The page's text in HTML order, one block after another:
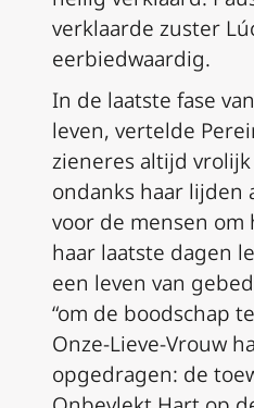
verklaarde zuster
eerbiedwaardig.
In de laatste fase
leven, vertelde
zieneres altijd
ondanks haar lijden
voor de mensen om
haar laatste dagen
een leven van
“om de boodschap
Onze-Lieve-Vrouw
opgedragen: de